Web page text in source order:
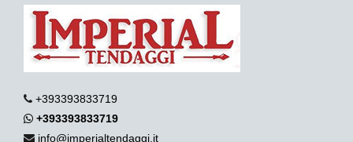
+393393833719
+393393833719
info@imperialtendaggi.it